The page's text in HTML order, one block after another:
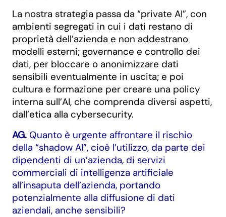
La nostra strategia passa da “private AI”, con
ambienti segregati in cui i dati restano di
proprietà dell’azienda e non addestrano
modelli esterni; governance e controllo dei
dati, per bloccare o anonimizzare dati
sensibili eventualmente in uscita; e poi
cultura e formazione per creare una policy
interna sull’AI, che comprenda diversi aspetti,
dall’etica alla cybersecurity.
AG. Quanto è urgente affrontare il rischio
della “shadow AI”, cioè l’utilizzo, da parte dei
dipendenti di un’azienda, di servizi
commerciali di intelligenza artificiale
all’insaputa dell’azienda, portando
potenzialmente alla diffusione di dati
aziendali, anche sensibili?